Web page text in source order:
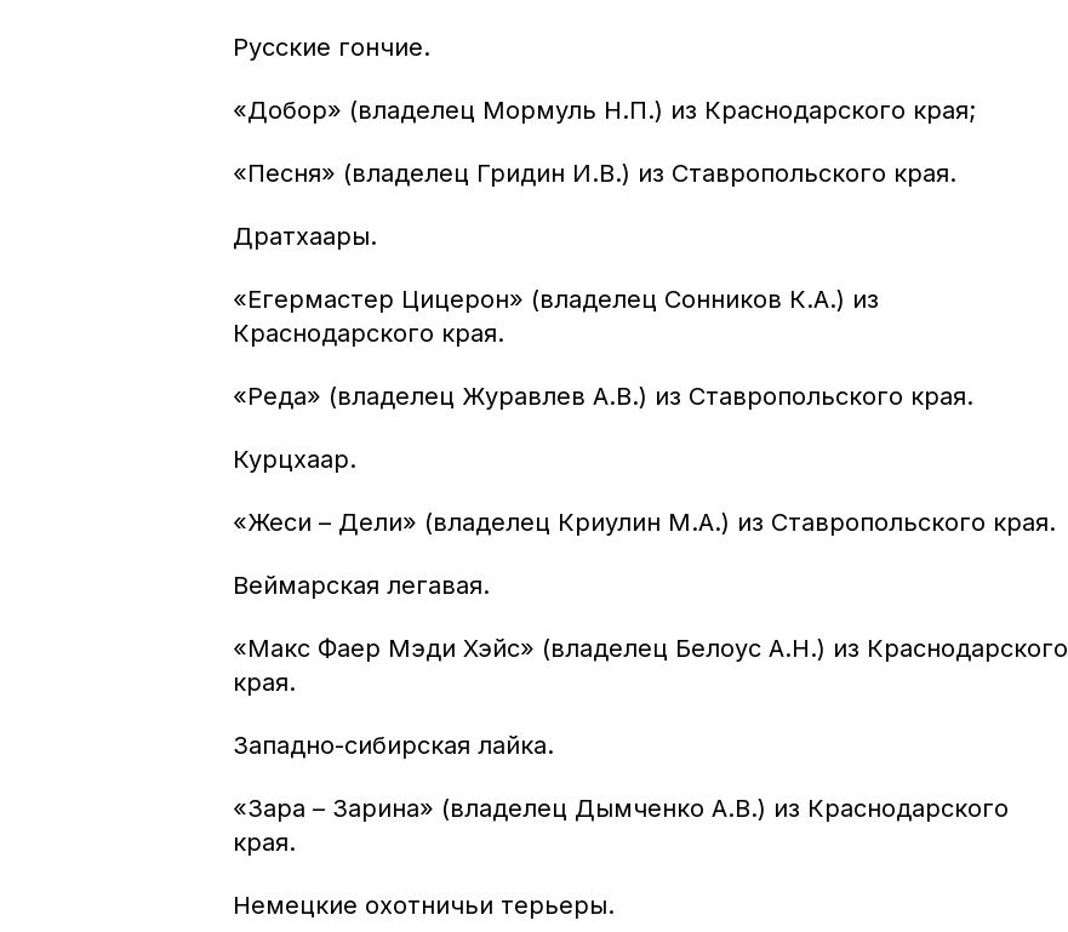
Русские гончие.
«Добор» (владелец Мормуль Н.П.) из Краснодарского края;
«Песня» (владелец Гридин И.В.) из Ставропольского края.
Дратхаары.
«Егермастер Цицерон» (владелец Сонников К.А.) из
Краснодарского края.
«Реда» (владелец Журавлев А.В.) из Ставропольского края.
Курцхаар.
«Жеси – Дели» (владелец Криулин М.А.) из Ставропольского края.
Веймарская легавая.
«Макс Фаер Мэди Хэйс» (владелец Белоус А.Н.) из Краснодарского
края.
Западно-сибирская лайка.
«Зара – Зарина» (владелец Дымченко А.В.) из Краснодарского
края.
Немецкие охотничьи терьеры.